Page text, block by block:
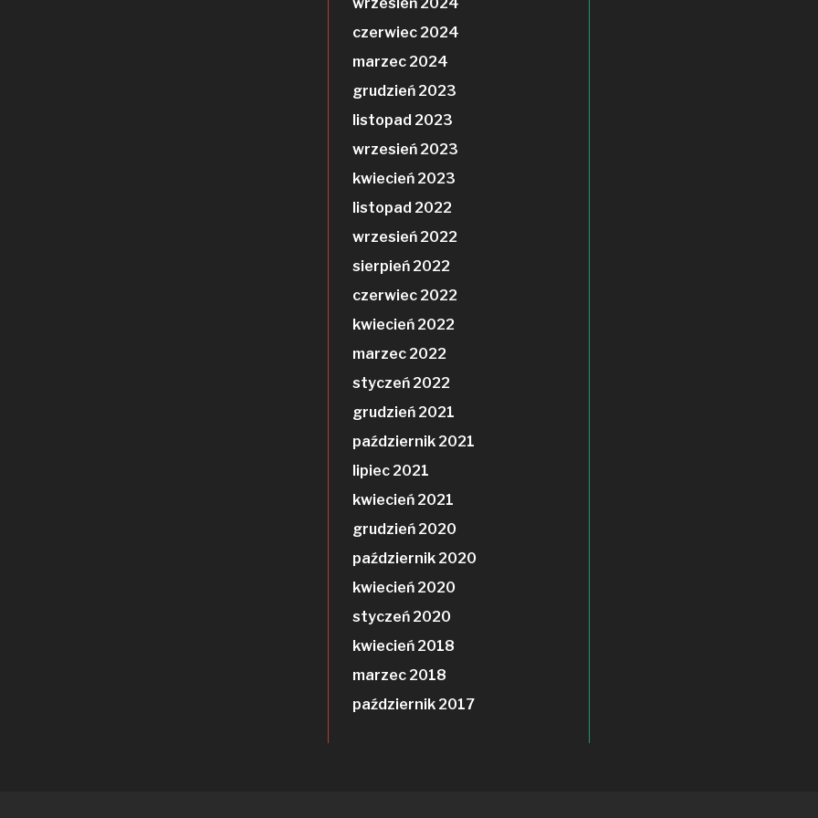
czerwiec 2024
marzec 2024
grudzień 2023
listopad 2023
wrzesień 2023
kwiecień 2023
listopad 2022
wrzesień 2022
sierpień 2022
czerwiec 2022
kwiecień 2022
marzec 2022
styczeń 2022
grudzień 2021
październik 2021
lipiec 2021
kwiecień 2021
grudzień 2020
październik 2020
kwiecień 2020
styczeń 2020
kwiecień 2018
marzec 2018
październik 2017